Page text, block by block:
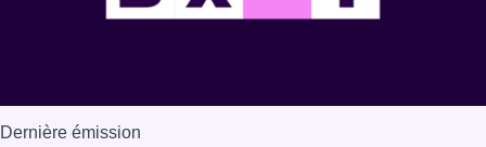
Dernière émission